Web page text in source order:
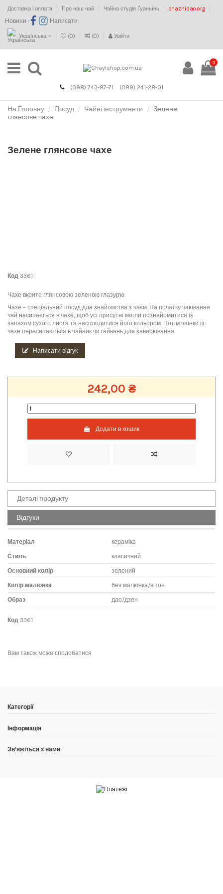
Доставка і оплата Про наш чай Чайна студія Ґуаньїнь chazhidao.org
Новини : Написати:
Українська (0) (0) Увійти
0
(098) 743-87-71 (099) 241-28-01
На Головну Посуд Чайні інструменти
Зелене
глянсове чахе
Зелене глянсове чахе
Код 3361
Чахе вкрите глянсовою зеленою глазур'ю.
Чахе – спеціальний посуд для знайомства з чаєм. На початку чаювання
чай насипається в чахе, щоб усі присутні могли познайомитися із
запахом сухого листа та насолодитися його кольором. Потім чаїнки із
чахе пересипаються в чайник чи гайвань для заварювання.
Написати відгук
242,00 ₴
Додати в кошик
Деталі продукту
Відгуки
Матеріал кераміка
Стиль класичний
Основний колір зелений
Колір малюнка без малюнка/в тон
Образ дао/дзен
Код 3361
Вам також може сподобатися
Категорії
Інформація
Зв'яжіться з нами